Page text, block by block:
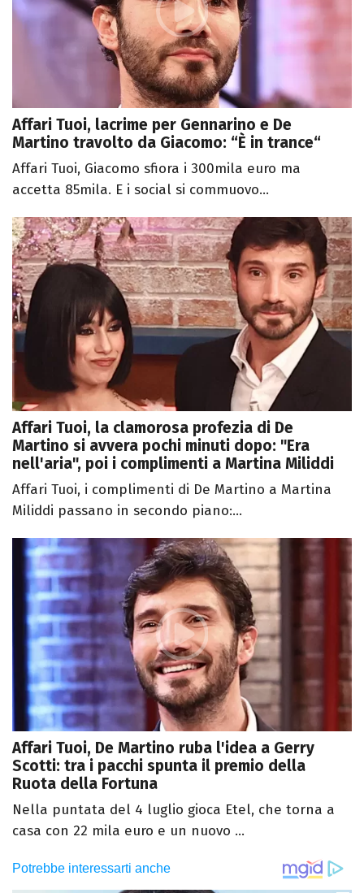
Affari Tuoi, lacrime per Gennarino e De
Martino travolto da Giacomo: “È in trance“
Affari Tuoi, Giacomo sfiora i 300mila euro ma
accetta 85mila. E i social si commuovo...
Affari Tuoi, la clamorosa profezia di De
Martino si avvera pochi minuti dopo: "Era
nell'aria", poi i complimenti a Martina Miliddi
Affari Tuoi, i complimenti di De Martino a Martina
Miliddi passano in secondo piano:...
Affari Tuoi, De Martino ruba l'idea a Gerry
Scotti: tra i pacchi spunta il premio della
Ruota della Fortuna
Nella puntata del 4 luglio gioca Etel, che torna a
casa con 22 mila euro e un nuovo ...